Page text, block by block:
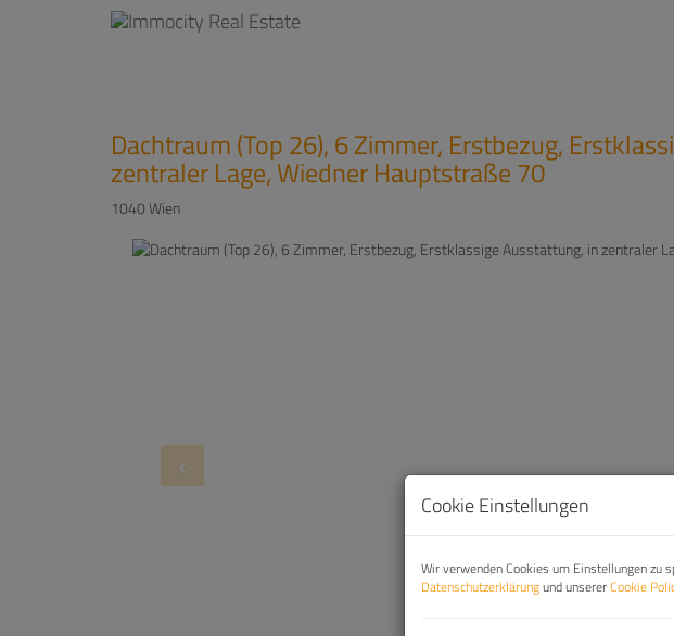
Dachtraum (Top 26), 6 Zimmer, Erstbezug,
zentraler Lage, Wiedner Hauptstraße 70
1040 Wien
Cookie Einstellungen
Wir verwenden Cookies um Einstellungen zu
Datenschutzerklärungund unsererCookie